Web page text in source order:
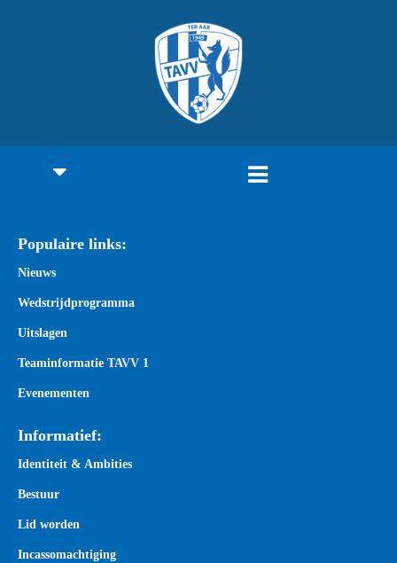
Populaire links:
Nieuws
Wedstrijdprogramma
Uitslagen
Teaminformatie TAVV 1
Evenementen
Informatief:
Identiteit & Ambities
Bestuur
Lid worden
Incassomachtiging